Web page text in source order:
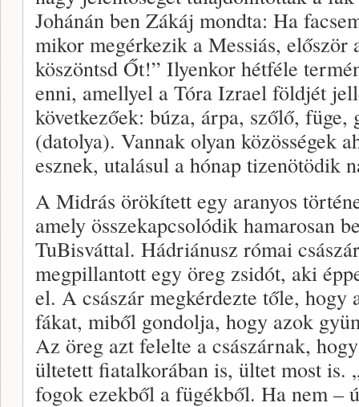
Johánán ben Zákáj mondta: Ha
mikor megérkezik a Messiás, először
köszöntsd Őt!” Ilyenkor hétféle
enni, amellyel a Tóra Izrael földjét
következőek: búza, árpa, szőlő,
(datolya). Vannak olyan közösségek
esznek, utalásul a hónap tizenötödik
A Midrás örökített egy aranyos
amely összekapcsolódik hamarosan
TuBisváttal. Hádriánusz római
megpillantott egy öreg zsidót, aki
el. A császár megkérdezte tőle, hogy
fákat, miből gondolja, hogy azok
Az öreg azt felelte a császárnak,
ültetett fiatalkorában is, ültet most is.
fogok ezekből a fügékből. Ha nem –